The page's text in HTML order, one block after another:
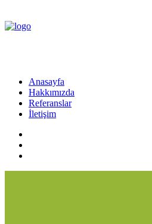
Anasayfa
Hakkımızda
Referanslar
İletişim